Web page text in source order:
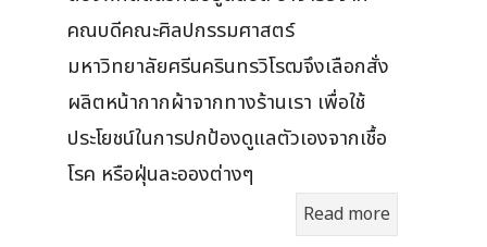
คณบดีคณะศิลปกรรมศาสตร์
มหาวิทยาลัยศรีนครินทรวิโรฒจึงเลือกสั่ง
ผลิตหน้ากากผ้าจากทางร้านเรา เพื่อใช้
ประโยชน์ในการปกป้องดูแลตัวเองจากเชื้อ
โรค หรือฝุ่นละอองต่างๆ
Read more